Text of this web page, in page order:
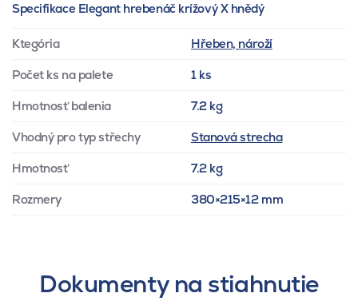
Specifikace Elegant hrebenáč krížový X hnědý
Ktegória Hřeben, nároží
Počet ks na palete 1 ks
Hmotnosť balenia 7.2 kg
Vhodný pro typ střechy Stanová strecha
Hmotnosť 7.2 kg
Rozmery 380×215×12 mm
Dokumenty na stiahnutie